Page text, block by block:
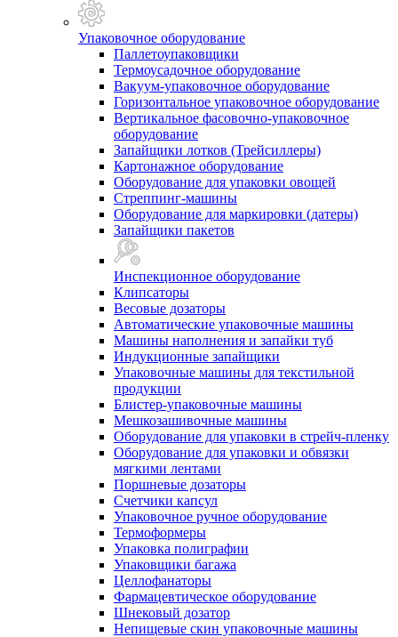
Упаковочное оборудование
Паллетоупаковщики
Термоусадочное оборудование
Вакуум-упаковочное оборудование
Горизонтальное упаковочное оборудование
Вертикальное фасовочно-упаковочное
оборудование
Запайщики лотков (Трейсиллеры)
Картонажное оборудование
Оборудование для упаковки овощей
Стреппинг-машины
Оборудование для маркировки (датеры)
Запайщики пакетов
Инспекционное оборудование
Клипсаторы
Весовые дозаторы
Автоматические упаковочные машины
Машины наполнения и запайки туб
Индукционные запайщики
Упаковочные машины для текстильной
продукции
Блистер-упаковочные машины
Мешкозашивочные машины
Оборудование для упаковки в стрейч-пленку
Оборудование для упаковки и обвязки
мягкими лентами
Поршневые дозаторы
Счетчики капсул
Упаковочное ручное оборудование
Термоформеры
Упаковка полиграфии
Упаковщики багажа
Целлофанаторы
Фармацевтическое оборудование
Шнековый дозатор
Непищевые скин упаковочные машины